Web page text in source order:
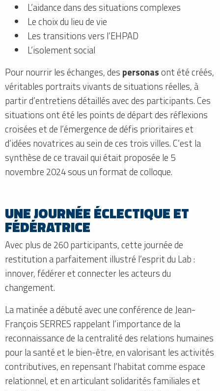
L’aidance dans des situations complexes
Le choix du lieu de vie
Les transitions vers l’EHPAD
L’isolement social
Pour nourrir les échanges, des personasont été créés,
véritables portraits vivants de situations réelles, à
partir d’entretiens détaillés avec des participants. Ces
situations ont été les points de départ des réflexions
croisées et de l’émergence de défis prioritaires et
d’idées novatrices au sein de ces trois villes. C’est la
synthèse de ce travail qui était proposée le 5
novembre 2024 sous un format de colloque.
UNE JOURNÉE ÉCLECTIQUE ET
FÉDÉRATRICE
Avec plus de 260 participants, cette journée de
restitution a parfaitement illustré l’esprit du Lab :
innover, fédérer et connecter les acteurs du
changement.
La matinée a débuté avec une conférence de Jean-
François SERRES rappelant l’importance de la
reconnaissance de la centralité des relations humaines
pour la santé et le bien-être, en valorisant les activités
contributives, en repensant l’habitat comme espace
relationnel, et en articulant solidarités familiales et